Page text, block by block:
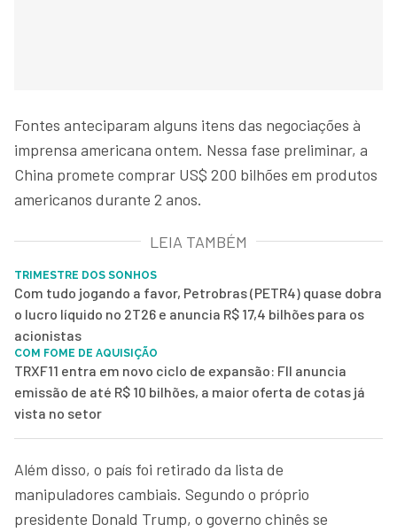
Fontes anteciparam alguns itens das negociações à
imprensa americana ontem. Nessa fase preliminar, a
China promete comprar US$ 200 bilhões em produtos
americanos durante 2 anos.
LEIA TAMBÉM
TRIMESTRE DOS SONHOS
Com tudo jogando a favor, Petrobras (PETR4) quase dobra
o lucro líquido no 2T26 e anuncia R$ 17,4 bilhões para os
acionistas
COM FOME DE AQUISIÇÃO
TRXF11 entra em novo ciclo de expansão: FII anuncia
emissão de até R$ 10 bilhões, a maior oferta de cotas já
vista no setor
Além disso, o país foi retirado da lista de
manipuladores cambiais. Segundo o próprio
presidente Donald Trump, o governo chinês se